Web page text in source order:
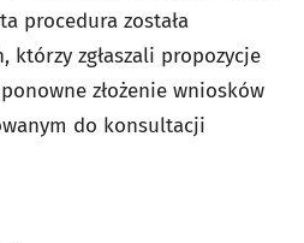
procedura została
którzy zgłaszali propozycje
złożenie wniosków
do konsultacji